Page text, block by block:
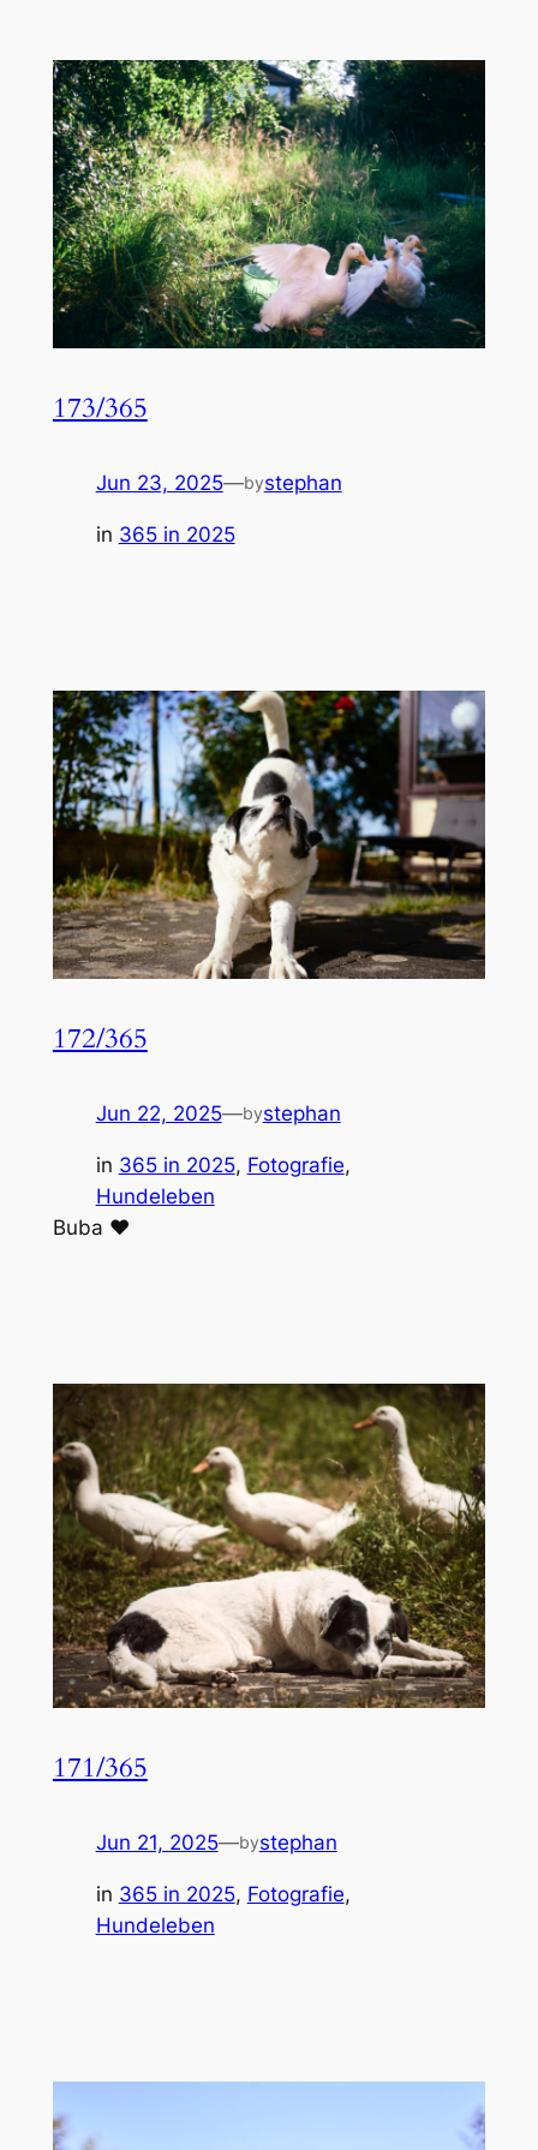
173/365
Jun 23, 2025—bystephan
in 365 in 2025
172/365
Jun 22, 2025—bystephan
in 365 in 2025, Fotografie
Hundeleben
Buba ❤️
171/365
Jun 21, 2025—bystephan
in 365 in 2025, Fotografie
Hundeleben